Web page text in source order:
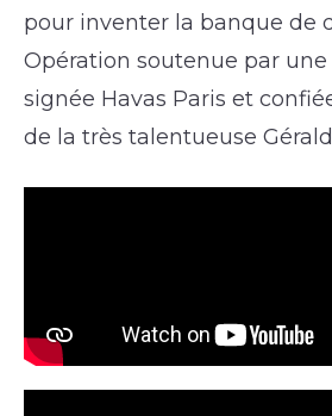
pour inventer la banque de
Opération soutenue par
signée Havas Paris et
de la très talentueuse